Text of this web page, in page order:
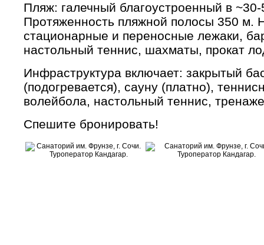
Пляж: галечный благоустроенный в
Протяженность пляжной полосы 350 м.
стационарные и переносные лежаки,
настольный теннис, шахматы, прокат
Инфраструктура включает: закрытый
(подогревается), сауну (платно),
волейбола, настольный теннис,
Спешите бронировать!